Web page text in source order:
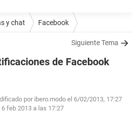
y chat Facebook
Siguiente Tema
de Facebook
por ibero.modo el 6/02/2013, 17:27
6 feb 2013 a las 17:27